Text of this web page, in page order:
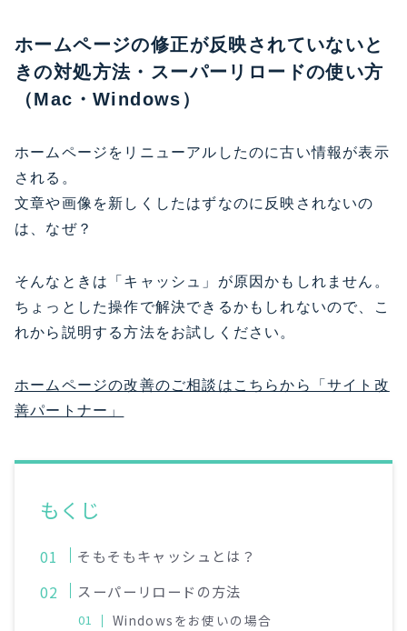
ホームページの修正が反映されていないと
きの対処方法・スーパーリロードの使い方
（Mac・Windows）
ホームページをリニューアルしたのに古い情報が表示
される。
文章や画像を新しくしたはずなのに反映されないの
は、なぜ？
そんなときは「キャッシュ」が原因かもしれません。
ちょっとした操作で解決できるかもしれないので、こ
れから説明する方法をお試しください。
ホームページの改善のご相談はこちらから「サイト改
善パートナー」
もくじ
そもそもキャッシュとは？
スーパーリロードの方法
Windowsをお使いの場合